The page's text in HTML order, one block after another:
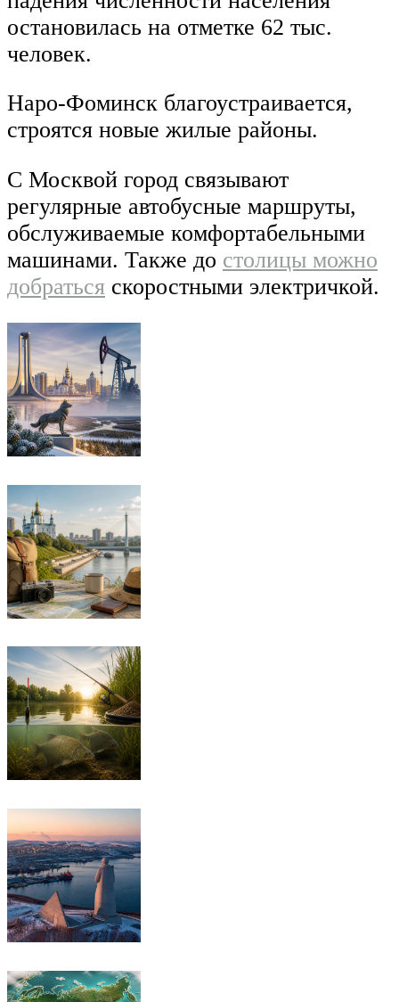
остановилась на отметке 62 тыс.
человек.
Наро-Фоминск благоустраивается,
строятся новые жилые районы.
С Москвой город связывают
регулярные автобусные маршруты,
обслуживаемые комфортабельными
машинами. Также до столицы можно
добраться скоростными электричкой.